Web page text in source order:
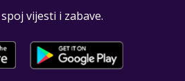
vijesti i zabave.